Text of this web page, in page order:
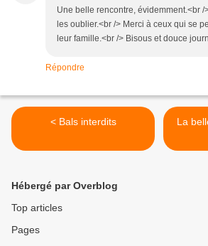
Une belle rencontre, évidemment.<br
les oublier.<br /> Merci à ceux qui se
leur famille.<br /> Bisous et douce
Répondre
< Bals interdits
La
Hébergé par Overblog
Top articles
Pages